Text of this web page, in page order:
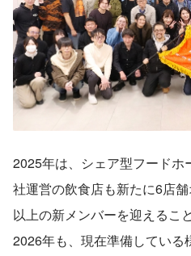
2025年は、シェア型フードホ
社運営の飲食店も新たに6店
以上の新メンバーを迎えるこ
2026年も、現在準備している